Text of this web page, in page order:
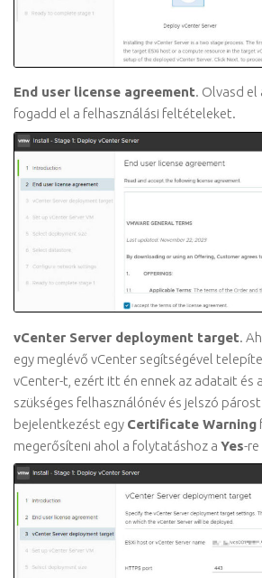
End user license agreement. Olvasd el
fogadd el a felhasználási feltételeket.
vCenter Server deployment target.
egy meglévő vCenter segítségével
vCenter-t, ezért itt én ennek az adatait és
szükséges felhasználónév és jelszó
bejelentkezést egy Certificate Warning
megerősíteni ahol a folytatáshoz a Yes-